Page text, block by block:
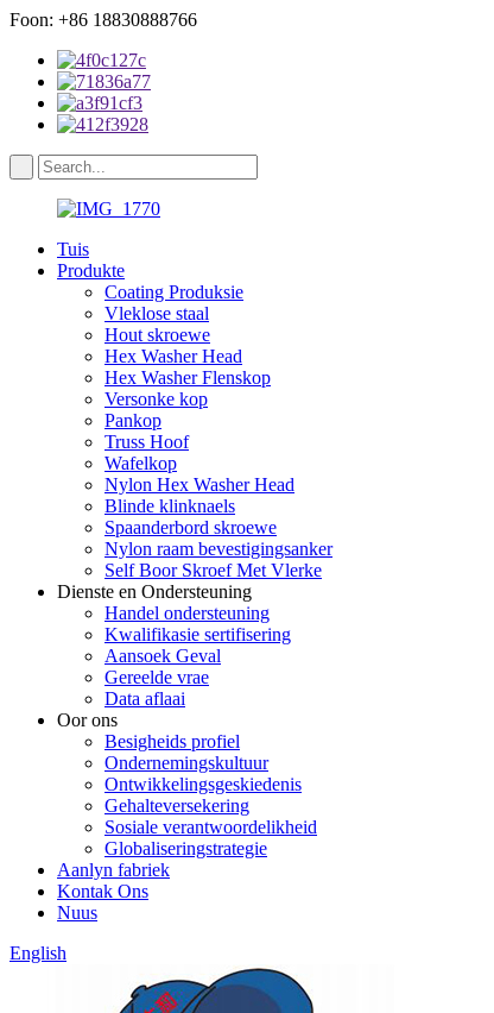
Foon: +86 18830888766
Tuis
Produkte
Coating Produksie
Vleklose staal
Hout skroewe
Hex Washer Head
Hex Washer Flenskop
Versonke kop
Pankop
Truss Hoof
Wafelkop
Nylon Hex Washer Head
Blinde klinknaels
Spaanderbord skroewe
Nylon raam bevestigingsanker
Self Boor Skroef Met Vlerke
Dienste en Ondersteuning
Handel ondersteuning
Kwalifikasie sertifisering
Aansoek Geval
Gereelde vrae
Data aflaai
Oor ons
Besigheids profiel
Ondernemingskultuur
Ontwikkelingsgeskiedenis
Gehalteversekering
Sosiale verantwoordelikheid
Globaliseringstrategie
Aanlyn fabriek
Kontak Ons
Nuus
English